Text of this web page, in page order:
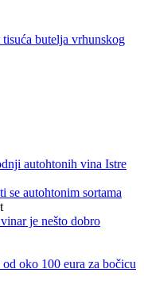
butelja vrhunskog
autohtonih vina Istre
autohtonim sortama
je nešto dobro
oko 100 eura za bočicu